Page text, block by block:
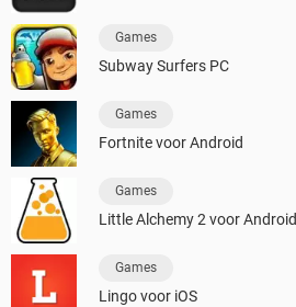
Games
Subway Surfers PC
Games
Fortnite voor Android
Games
Little Alchemy 2 voor Android
Games
Lingo voor iOS